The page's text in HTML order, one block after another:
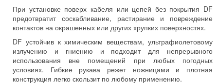
При установке поверх кабеля или цепей без покрытия DF
предотвратит соскабливание, растирание и повреждение
контактов на окрашенных или других хрупких поверхностях.
DF устойчив к химическим веществам, ультрафиолетовому
излучению и гниению и подходит для непрерывного
использования вне помещений при любых погодных
условиях. Гибкие рукава режет ножницами и плотная
конструкция легко скользит по любому применению.